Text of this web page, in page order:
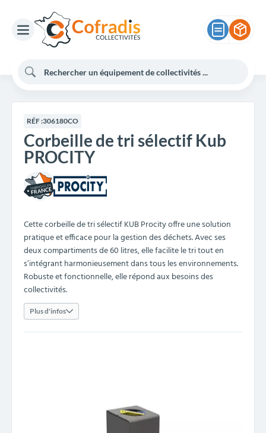
RÉF :306180CO
Corbeille de tri sélectif Kub
PROCITY
Cette corbeille de tri sélectif KUB Procity offre une solution
pratique et efficace pour la gestion des déchets. Avec ses
deux compartiments de 60 litres, elle facilite le tri tout en
s’intégrant harmonieusement dans tous les environnements.
Robuste et fonctionnelle, elle répond aux besoins des
collectivités.
Plus d'infos